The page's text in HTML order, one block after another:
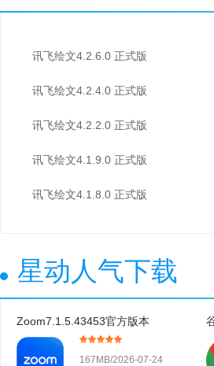
讯飞绘文4.2.6.0 正式版
讯飞绘文4.2.4.0 正式版
讯飞绘文4.2.2.0 正式版
讯飞绘文4.1.9.0 正式版
讯飞绘文4.1.8.0 正式版
星动人气下载
Zoom7.1.5.43453官方版本
167MB/2026-07-24